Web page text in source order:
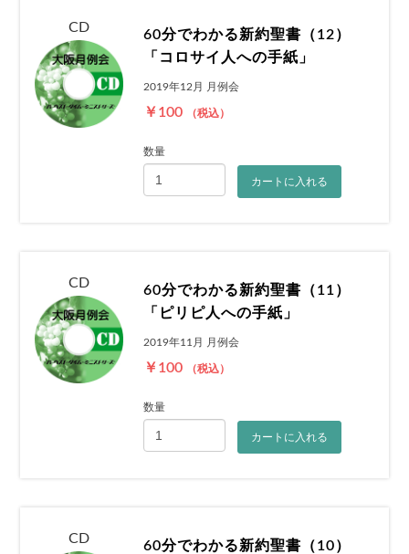
CD
60分でわかる新約聖書（12）
「コロサイ人への手紙」
2019年12月 月例会
￥100 （税込）
数量
カートに入れる
CD
60分でわかる新約聖書（11）
「ピリピ人への手紙」
2019年11月 月例会
￥100 （税込）
数量
カートに入れる
CD
60分でわかる新約聖書（10）
お買い物を続ける カートへ進む